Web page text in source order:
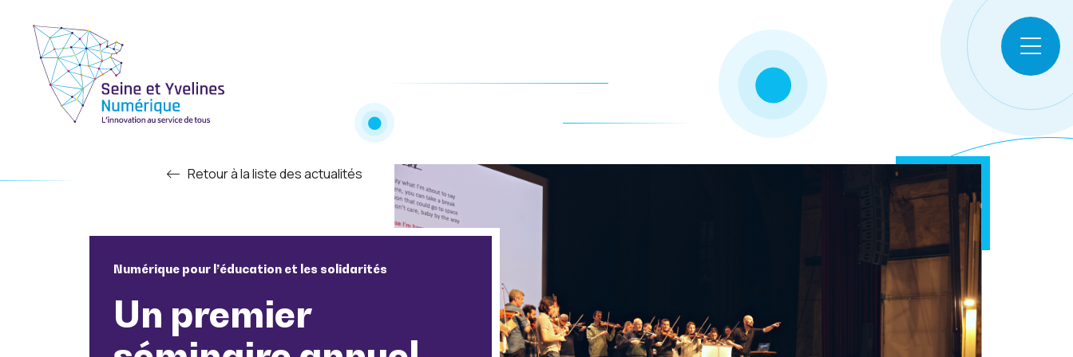
Retour à la liste des actualités
Numérique pour l’éducation et les solidarités
Un premier